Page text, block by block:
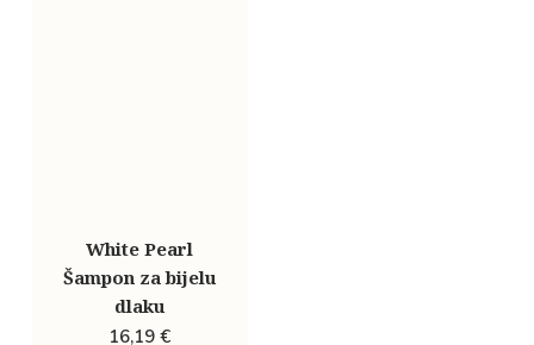
White Pearl
Šampon za bijelu
dlaku
16,19€